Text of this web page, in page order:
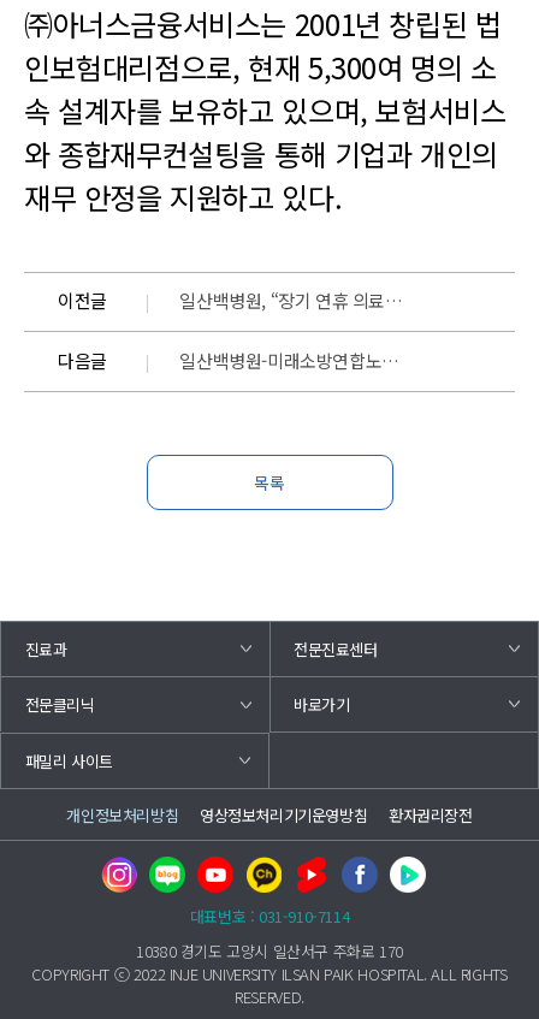
㈜아너스금융서비스는 2001년 창립된 법
인보험대리점으로, 현재 5,300여 명의 소
속 설계자를 보유하고 있으며, 보험서비스
와 종합재무컨설팅을 통해 기업과 개인의
재무 안정을 지원하고 있다.
이전글 일산백병원, “장기 연휴 의료공백 최소화” 10월 9일 한글날 정상진료 시행
다음글 일산백병원-미래소방연합노동조합, 업무협약 체결
목록
진료과 전문진료센터
전문클리닉 바로가기
패밀리 사이트
개인정보처리방침 영상정보처리기기운영방침 환자권리장전
대표번호 : 031-910-7114
10380 경기도 고양시 일산서구 주화로 170
COPYRIGHT ⓒ 2022 INJE UNIVERSITY ILSAN PAIK HOSPITAL. ALL RIGHTS
RESERVED.